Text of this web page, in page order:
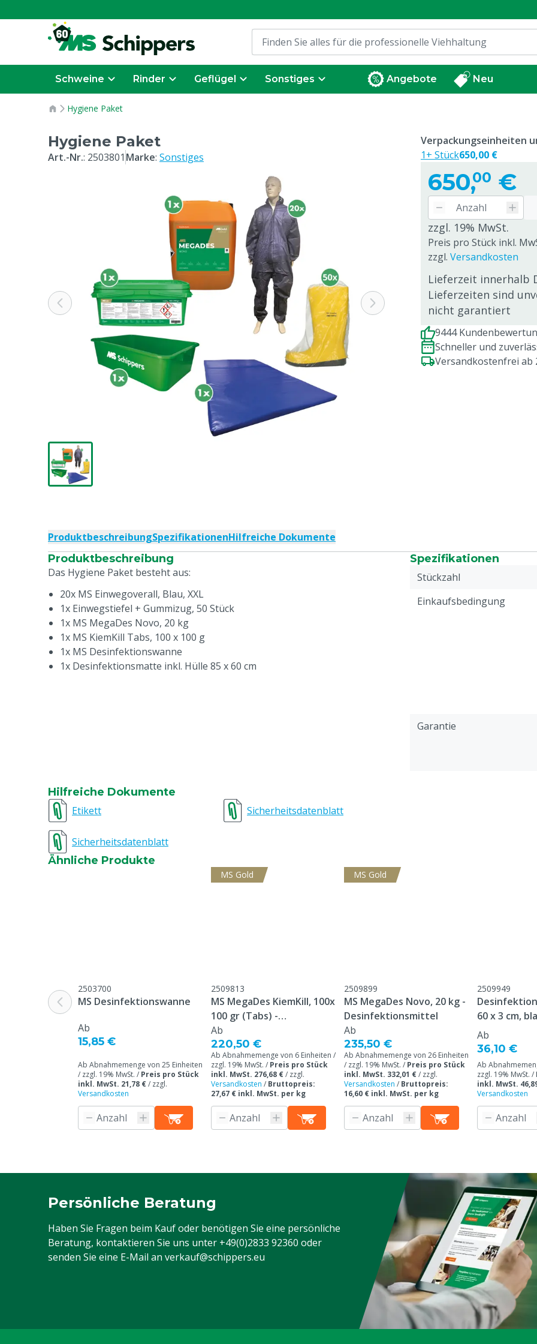
Schweine Rinder Geflügel Sonstiges Angebote Neu
Hygiene Paket
Hygiene Paket
Art.-Nr.: 2503801 Marke: Sonstiges
650,00 €
zzgl. 19% MwSt.
Preis pro Stück inkl.
zzgl. Versandkosten
Lieferzeit innerhalb
Lieferzeiten sind
nicht garantiert
Verpackungseinheiten
1+ Stück650,00 €
9444
Schneller und
Versandkostenfrei ab
ProduktbeschreibungSpezifikationenHilfreiche Dokumente
Produktbeschreibung
Das Hygiene Paket besteht aus:
20x MS Einwegoverall, Blau, XXL
1x Einwegstiefel + Gummizug, 50 Stück
1x MS MegaDes Novo, 20 kg
1x MS KiemKill Tabs, 100 x 100 g
1x MS Desinfektionswanne
1x Desinfektionsmatte inkl. Hülle 85 x 60 cm
Spezifikationen
Stückzahl
Einkaufsbedingung
Garantie
Hilfreiche Dokumente
Etikett
Sicherheitsdatenblatt
Sicherheitsdatenblatt
Ähnliche Produkte
2503700
MS Desinfektionswanne
Ab
15,85 €
Ab Abnahmemenge von 25 Einheiten
/ zzgl. 19% MwSt. / Preis pro Stück
inkl. MwSt. 21,78 €/ zzgl.
Versandkosten
MS Gold
2509813
MS MegaDes KiemKill, 100x
100 gr (Tabs) -
Desinfektionsmittel
Ab
220,50 €
Ab Abnahmemenge von 6 Einheiten /
zzgl. 19% MwSt. / Preis pro Stück
inkl. MwSt. 276,68 €/ zzgl.
Versandkosten / Bruttopreis:
27,67 € inkl. MwSt. per kg
MS Gold
2509899
MS MegaDes Novo, 20 kg -
Desinfektionsmittel
Ab
235,50 €
Ab Abnahmemenge von 26 Einheiten
/ zzgl. 19% MwSt. / Preis pro Stück
inkl. MwSt. 332,01 €/ zzgl.
Versandkosten / Bruttopreis:
16,60 € inkl. MwSt. per kg
2509949
60 x 3 cm,
Ab
36,10 €
Ab
zzgl. 19% MwSt. /
inkl. MwSt.
Versandkosten
Persönliche Beratung
Haben Sie Fragen beim Kauf oder benötigen Sie eine persönliche
Beratung, kontaktieren Sie uns unter +49(0)2833 92360 oder
senden Sie eine E-Mail an verkauf@schippers.eu